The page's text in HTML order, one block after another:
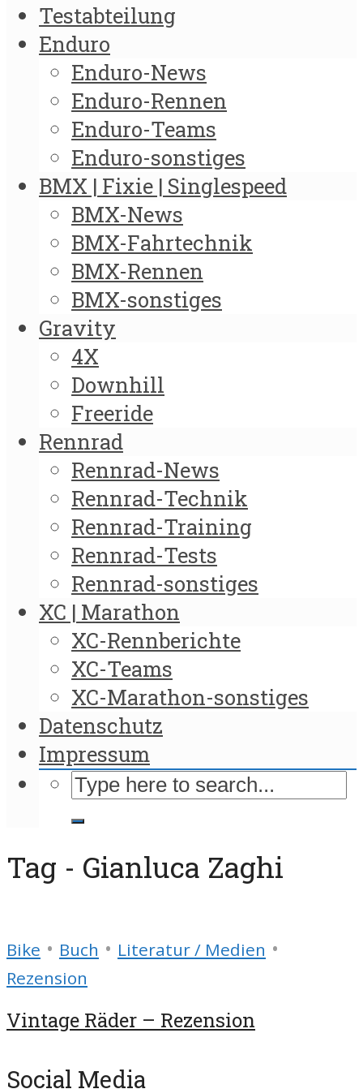
Testabteilung
Enduro
Enduro-News
Enduro-Rennen
Enduro-Teams
Enduro-sonstiges
BMX | Fixie | Singlespeed
BMX-News
BMX-Fahrtechnik
BMX-Rennen
BMX-sonstiges
Gravity
4X
Downhill
Freeride
Rennrad
Rennrad-News
Rennrad-Technik
Rennrad-Training
Rennrad-Tests
Rennrad-sonstiges
XC | Marathon
XC-Rennberichte
XC-Teams
XC-Marathon-sonstiges
Datenschutz
Impressum
Tag - Gianluca Zaghi
Bike • Buch • Literatur / Medien •
Rezension
Vintage Räder – Rezension
Social Media